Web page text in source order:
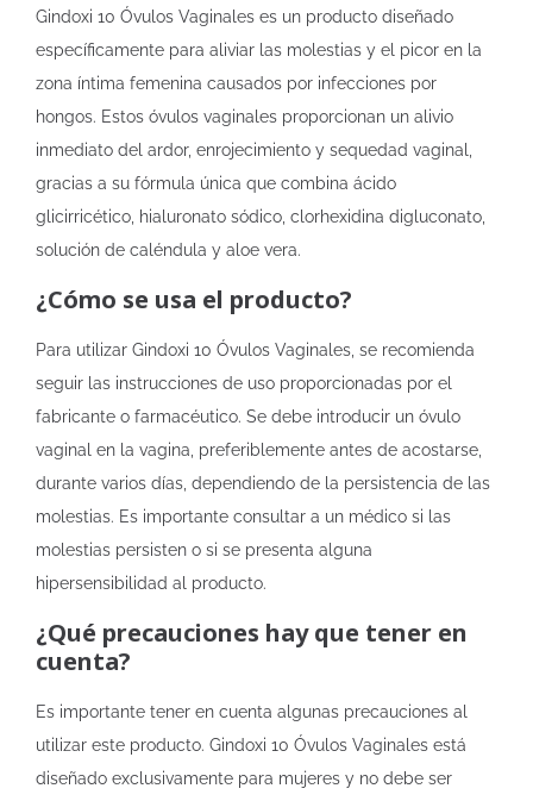
Gindoxi 10 Óvulos Vaginales es un producto diseñado
específicamente para aliviar las molestias y el picor en la
zona íntima femenina causados por infecciones por
hongos. Estos óvulos vaginales proporcionan un alivio
inmediato del ardor, enrojecimiento y sequedad vaginal,
gracias a su fórmula única que combina ácido
glicirricético, hialuronato sódico, clorhexidina digluconato,
solución de caléndula y aloe vera.
¿Cómo se usa el producto?
Para utilizar Gindoxi 10 Óvulos Vaginales, se recomienda
seguir las instrucciones de uso proporcionadas por el
fabricante o farmacéutico. Se debe introducir un óvulo
vaginal en la vagina, preferiblemente antes de acostarse,
durante varios días, dependiendo de la persistencia de las
molestias. Es importante consultar a un médico si las
molestias persisten o si se presenta alguna
hipersensibilidad al producto.
¿Qué precauciones hay que tener en
cuenta?
Es importante tener en cuenta algunas precauciones al
utilizar este producto. Gindoxi 10 Óvulos Vaginales está
diseñado exclusivamente para mujeres y no debe ser